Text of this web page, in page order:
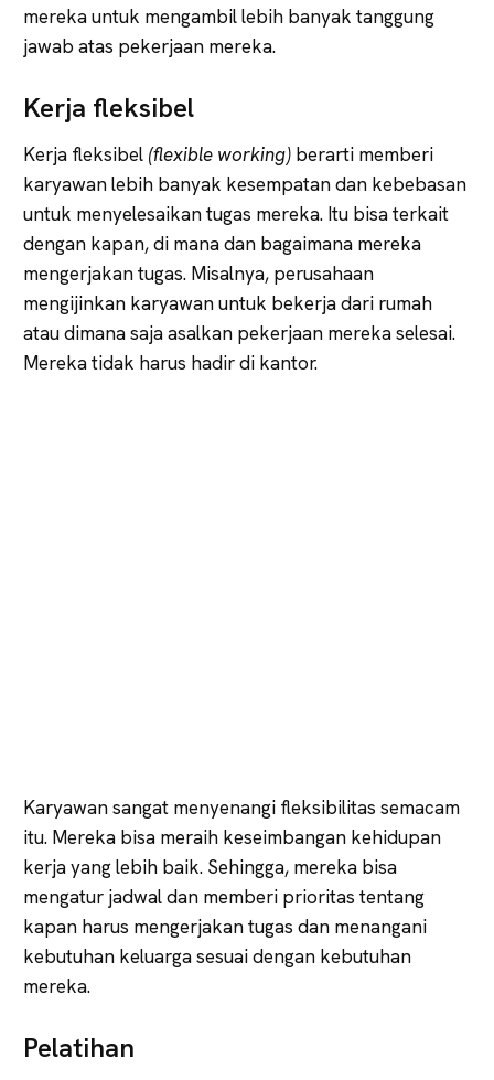
mereka untuk mengambil lebih banyak tanggung
jawab atas pekerjaan mereka.
Kerja fleksibel
Kerja fleksibel (flexible working) berarti memberi
karyawan lebih banyak kesempatan dan kebebasan
untuk menyelesaikan tugas mereka. Itu bisa terkait
dengan kapan, di mana dan bagaimana mereka
mengerjakan tugas. Misalnya, perusahaan
mengijinkan karyawan untuk bekerja dari rumah
atau dimana saja asalkan pekerjaan mereka selesai.
Mereka tidak harus hadir di kantor.
Karyawan sangat menyenangi fleksibilitas semacam
itu. Mereka bisa meraih keseimbangan kehidupan
kerja yang lebih baik. Sehingga, mereka bisa
mengatur jadwal dan memberi prioritas tentang
kapan harus mengerjakan tugas dan menangani
kebutuhan keluarga sesuai dengan kebutuhan
mereka.
Pelatihan